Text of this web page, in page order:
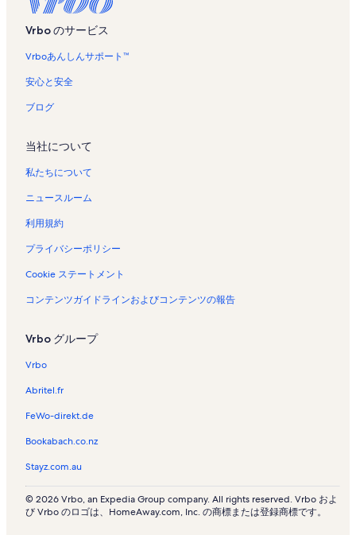
Vrbo のサービス
Vrboあんしんサポート™
安心と安全
ブログ
当社について
私たちについて
ニュースルーム
利用規約
プライバシーポリシー
Cookie ステートメント
コンテンツガイドラインおよびコンテンツの報告
Vrbo グループ
Vrbo
Abritel.fr
FeWo-direkt.de
Bookabach.co.nz
Stayz.com.au
© 2026 Vrbo, an Expedia Group company. All rights reserved. Vrbo およ
び Vrbo のロゴは、HomeAway.com, Inc. の商標または登録商標です。